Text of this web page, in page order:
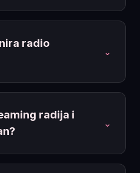
radio
⌄
radija i
⌄